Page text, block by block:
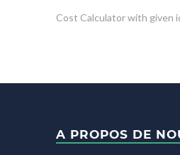
Cost Calculator with given
A PROPOS DE